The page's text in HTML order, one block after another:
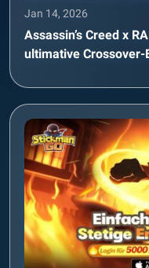
Jan 14, 2026
Assassin’s Creed x
ultimative Crossover-